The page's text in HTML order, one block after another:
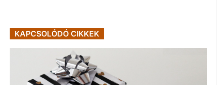
KAPCSOLÓDÓ CIKKEK